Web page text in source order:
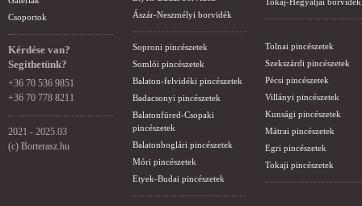
Csoportok
Kérdése van?
Segíthetünk?
+36 70 536 9851
+36 70 778 8211
2021 - 2025.03
(c) Borterasz.hu
Ászár-Neszmélyi borvidék
Soproni pincészetek
Somlói pincészetek
Balaton-felvidéki pincészetek
Badacsonyi pincészetek
Balatonfüred-Csopaki
pincészetek
Balatonboglári pincészetek
Móri pincészetek
Etyek-Budai pincészetek
Tolnai pincészetek
Szekszárdi pincészetek
Pécsi pincészetek
Villányi pincészetek
Kunsági pincészetek
Mátrai pincészetek
Egri pincészetek
Tokaji pincészetek